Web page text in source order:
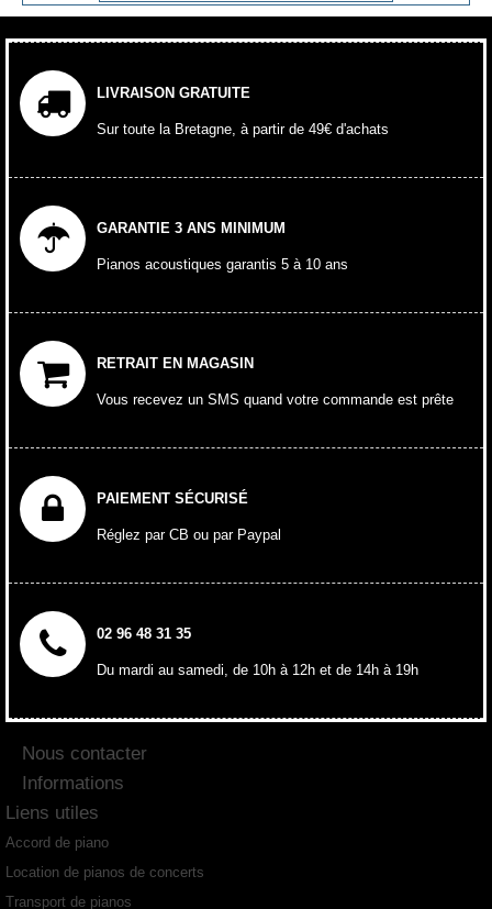
LIVRAISON GRATUITE
Sur toute la Bretagne, à partir de 49€ d'achats
GARANTIE 3 ANS MINIMUM
Pianos acoustiques garantis 5 à 10 ans
RETRAIT EN MAGASIN
Vous recevez un SMS quand votre commande est prête
PAIEMENT SÉCURISÉ
Réglez par CB ou par Paypal
02 96 48 31 35
Du mardi au samedi, de 10h à 12h et de 14h à 19h
Nous contacter
Informations
Liens utiles
Accord de piano
Location de pianos de concerts
Transport de pianos